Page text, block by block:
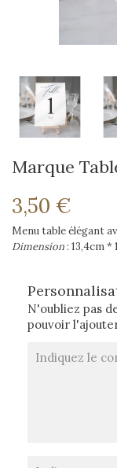
Marque
3,50 €
Menu table élégant
Dimension: 13,4cm *
N'oubliez pas
pouvoir